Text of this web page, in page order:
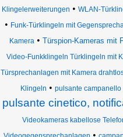
Klingelerweiterungen • WLAN-
• Funk-Türklingeln mit
Kamera • Türspion-Kameras mit
Video-Funkklingeln Türklingeln mit
Türsprechanlagen mit Kamera
Klingeln • pulsante campanello
pulsante cinetico,
Videokameras kabellose
•